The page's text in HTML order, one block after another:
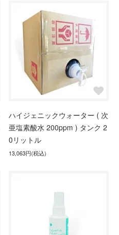
ハイジェニックウォーター ( 次
亜塩素酸水 200ppm ) タンク 2
0リットル
13,063円(税込)